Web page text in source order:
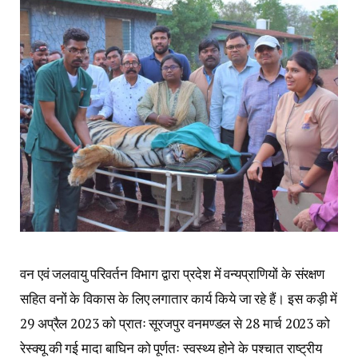
वन एवं जलवायु परिवर्तन विभाग द्वारा प्रदेश में वन्यप्राणियों के संरक्षण
सहित वनों के विकास के लिए लगातार कार्य किये जा रहे हैं। इस कड़ी में
29 अप्रैल 2023 को प्रातः सूरजपुर वनमण्डल से 28 मार्च 2023 को
रेस्क्यू की गई मादा बाघिन को पूर्णतः स्वस्थ्य होने के पश्चात राष्ट्रीय